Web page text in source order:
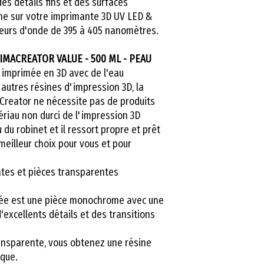
sur votre imprimante 3D UV LED &
d'onde de 395 à 405 nanomètres.
VALUE - 500 ML - PEAU
en 3D avec de l'eau
résines d'impression 3D, la
ne nécessite pas de produits
non durci de l'impression 3D
du robinet et il ressort propre et prêt
choix pour vous et pour
et pièces transparentes
est une pièce monochrome avec une
détails et des transitions
vous obtenez une résine